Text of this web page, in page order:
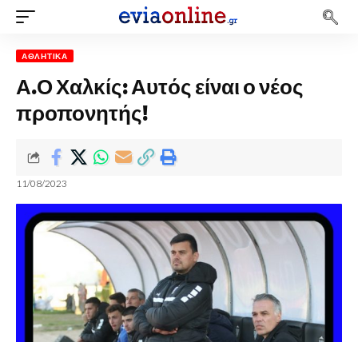
ΑΘΛΗΤΙΚΆ
Α.Ο Χαλκίς: Αυτός είναι ο νέος
προπονητής!
11/08/2023